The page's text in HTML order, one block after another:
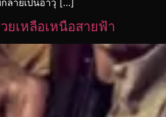
ลายเป็นอาวุ […]
ยเหลือเหนือสายฟ้า